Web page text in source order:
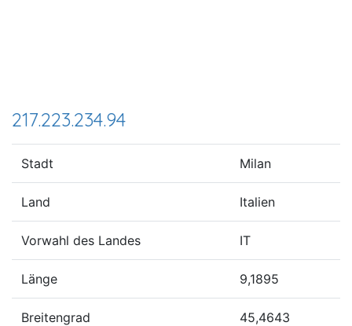
217.223.234.94
Stadt Milan
Land Italien
Vorwahl des Landes IT
Länge 9,1895
Breitengrad 45,4643